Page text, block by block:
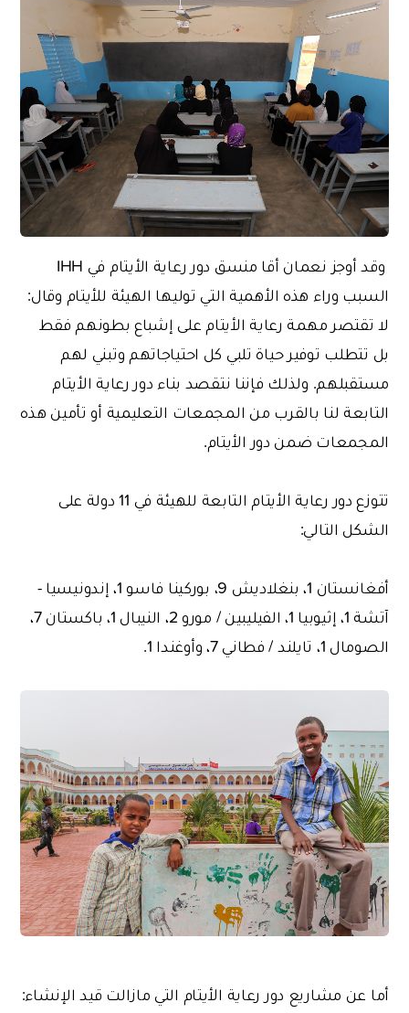
وقد أوجز نعمان أقا منسق دور رعاية الأيتام في IHH
السبب وراء هذه الأهمية التي توليها الهيئة للأيتام وقال:
لا تقتصر مهمة رعاية الأيتام على إشباع بطونهم فقط
بل تتطلب توفير حياة تلبي كل احتياجاتهم وتبني لهم
مستقبلهم. ولذلك فإننا نتقصد بناء دور رعاية الأيتام
التابعة لنا بالقرب من المجمعات التعليمية أو تأمين هذه
المجمعات ضمن دور الأيتام.
تتوزع دور رعاية الأيتام التابعة للهيئة في 11 دولة على
الشكل التالي:
أفغانستان 1، بنغلاديش 9، بوركينا فاسو 1، إندونيسيا -
آتشة 1، إثيوبيا 1، الفيليبين / مورو 2، النيبال 1، باكستان 7،
الصومال 1، تايلند / فطاني 7، وأوغندا 1.
أما عن مشاريع دور رعاية الأيتام التي مازالت قيد الإنشاء: